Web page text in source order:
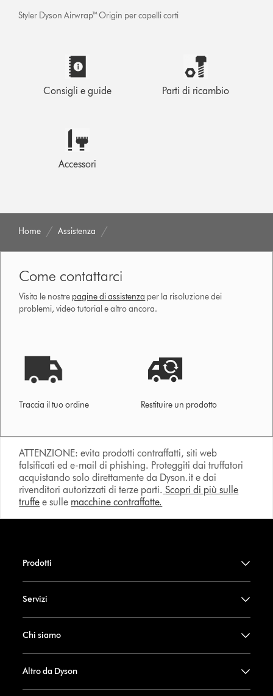
Styler Dyson Airwrap™ Origin per capelli corti
Consigli e guide Parti di ricambio
Accessori
Home Assistenza
Come contattarci
Visita le nostre pagine di assistenza per la risoluzione dei
problemi, video tutorial e altro ancora.
Traccia il tuo ordine Restituire un prodotto
ATTENZIONE: evita prodotti contraffatti, siti web
falsificati ed e-mail di phishing. Proteggiti dai truffatori
acquistando solo direttamente da Dyson.it e dai
rivenditori autorizzati di terze parti. Scopri di più sulle
truffe e sulle macchine contraffatte.
Prodotti
Servizi
Chi siamo
Altro da Dyson